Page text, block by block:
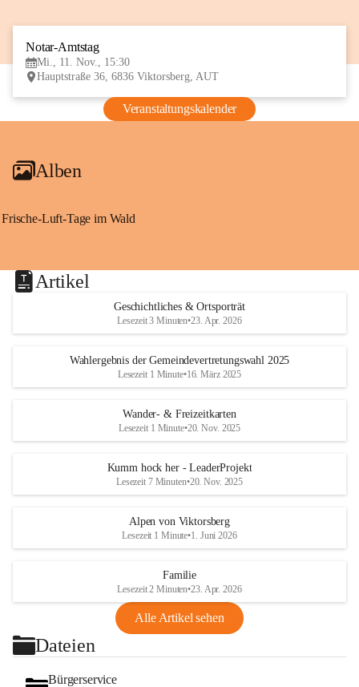
Notar-Amtstag
Mi., 11. Nov., 15:30
Hauptstraße 36, 6836 Viktorsberg, AUT
Veranstaltungskalender
Alben
Frische-Luft-Tage im Wald
Artikel
Geschichtliches & Ortsporträt
Lesezeit 3 Minuten•23. Apr. 2026
Wahlergebnis der Gemeindevertretungswahl 2025
Lesezeit 1 Minute•16. März 2025
Wander- & Freizeitkarten
Lesezeit 1 Minute•20. Nov. 2025
Kumm hock her - LeaderProjekt
Lesezeit 7 Minuten•20. Nov. 2025
Alpen von Viktorsberg
Lesezeit 1 Minute•1. Juni 2026
Familie
Lesezeit 2 Minuten•23. Apr. 2026
Alle Artikel sehen
Dateien
Bürgerservice